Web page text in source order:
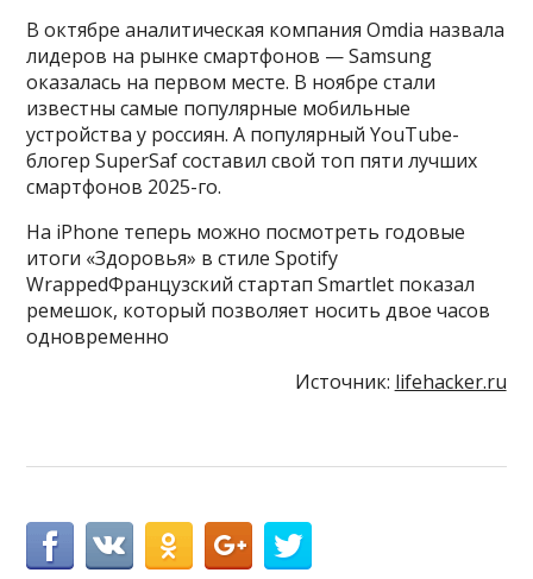
В октябре аналитическая компания Omdia назвала
лидеров на рынке смартфонов — Samsung
оказалась на первом месте. В ноябре стали
известны самые популярные мобильные
устройства у россиян. А популярный YouTube-
блогер SuperSaf составил свой топ пяти лучших
смартфонов 2025-го.
На iPhone теперь можно посмотреть годовые
итоги «Здоровья» в стиле Spotify
WrappedФранцузский стартап Smartlet показал
ремешок, который позволяет носить двое часов
одновременно
Источник: lifehacker.ru